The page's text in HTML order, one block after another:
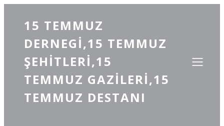
15 TEMMUZ
DERNEGI,15 TEMMUZ
ŞEHITLERI,15
TEMMUZ GAZILERI,15
TEMMUZ DESTANI